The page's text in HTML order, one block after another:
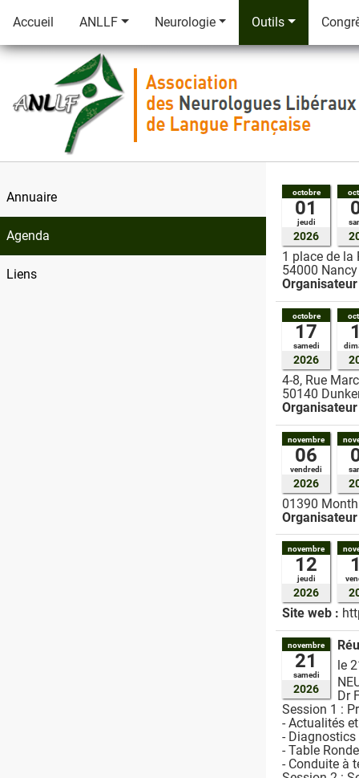
Accueil ANLLF Neurologie Outils
Annuaire
Agenda
Liens
octobre
01
jeudi
2026
1 place de la
54000
octobre
17
samedi
2026
4-8, Rue
50140
novembre
06
vendredi
2026
01390
novembre
12
jeudi
2026
Site web :
novembre
21
samedi
2026
le
Dr
Session 1 :
- Actualités
-
- Table
- Conduite à